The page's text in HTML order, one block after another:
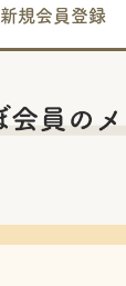
新規会員登録